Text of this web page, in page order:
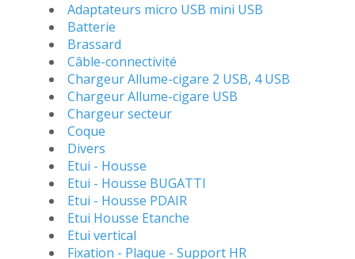
Adaptateurs micro USB mini USB
Batterie
Brassard
Câble-connectivité
Chargeur Allume-cigare 2 USB, 4 USB
Chargeur Allume-cigare USB
Chargeur secteur
Coque
Divers
Etui - Housse
Etui - Housse BUGATTI
Etui - Housse PDAIR
Etui Housse Etanche
Etui vertical
Fixation - Plaque - Support HR